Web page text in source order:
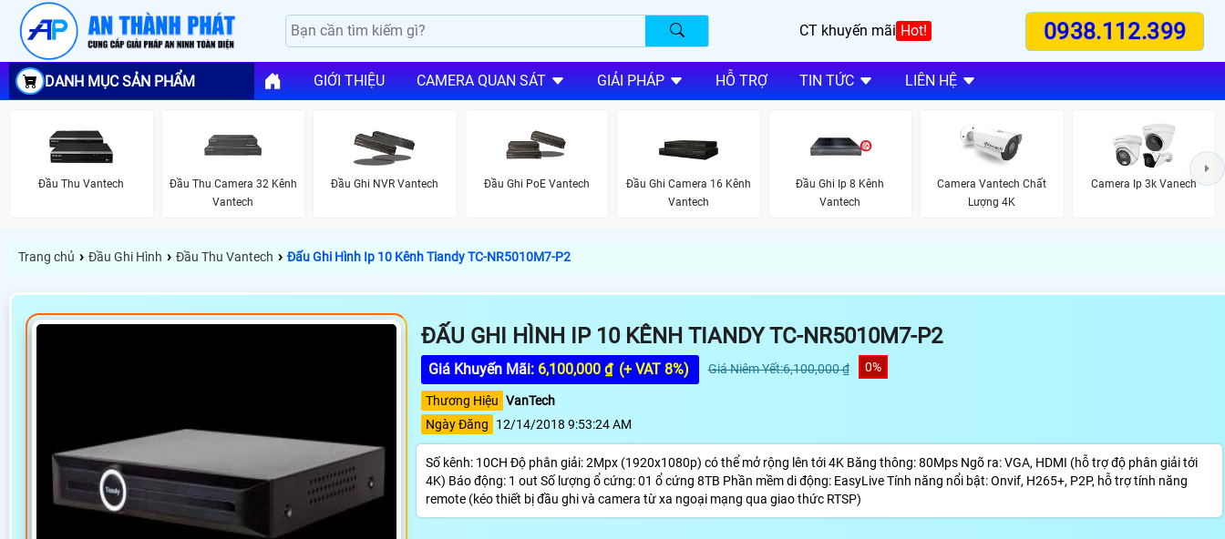
CT khuyến mãi Hot! 0938.112.399
DANH MỤC SẢN PHẨM GIỚI THIỆU CAMERA QUAN SÁT GIẢI PHÁP HỖ TRỢ TIN TỨC LIÊN HỆ
Đầu Thu Vantech
Đầu Thu Camera 32 Kênh
Vantech
Đầu Ghi NVR Vantech Đầu Ghi PoE Vantech
Đầu Ghi Camera 16 Kênh
Vantech
Đầu Ghi Ip 8 Kênh
Vantech
Camera Vantech Chất
Lượng 4K
Camera Ip 3k Vanech
Trang chủ › Đầu Ghi Hình › Đầu Thu Vantech › Đấu Ghi Hình Ip 10 Kênh Tiandy TC-NR5010M7-P2
ĐẤU GHI HÌNH IP 10 KÊNH TIANDY TC-NR5010M7-P2
Giá Khuyến Mãi: 6,100,000 ₫ (+ VAT 8%) Giá Niêm Yết:6,100,000 ₫ 0%
Thương Hiệu VanTech
Ngày Đăng
12/14/2018 9:53:24 AM
Số kênh: 10CH Độ phân giải: 2Mpx (1920x1080p) có thể mở rộng lên tới 4K Băng thông: 80Mps Ngõ ra: VGA, HDMI (hỗ trợ độ phân giải tới
4K) Báo động: 1 out Số lượng ổ cứng: 01 ổ cứng 8TB Phần mềm di động: EasyLive Tính năng nổi bật: Onvif, H265+, P2P, hỗ trợ tính năng
remote (kéo thiết bị đầu ghi và camera từ xa ngoại mạng qua giao thức RTSP)